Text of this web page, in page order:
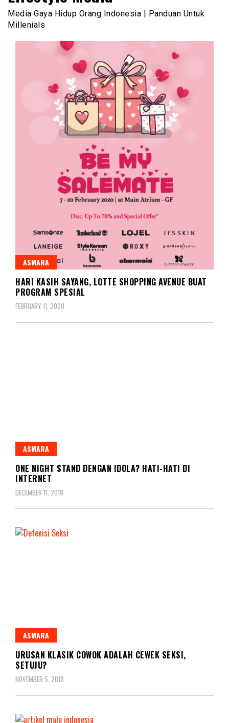
Media Gaya Hidup Orang Indonesia | Panduan Untuk
Millenials
ASMARA
HARI KASIH SAYANG, LOTTE SHOPPING AVENUE BUAT
PROGRAM SPESIAL
FEBRUARY 11, 2020
ASMARA
ONE NIGHT STAND DENGAN IDOLA? HATI-HATI DI
INTERNET
DECEMBER 11, 2018
ASMARA
URUSAN KLASIK COWOK ADALAH CEWEK SEKSI,
SETUJU?
NOVEMBER 5, 2018